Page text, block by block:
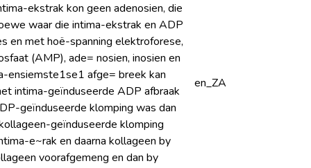
ekstrak kon geen adenosien, die
waar die intima-ekstrak en ADP
en met hoë-spanning elektroforese,
(AMP), ade= nosien, inosien en
ensiemste1se1 afge= breek kan
intima-geïnduseerde ADP afbraak
geïnduseerde klomping was dan
geïnduseerde klomping
e~rak en daarna kollageen by
voorafgemeng en dan by
en_ZA